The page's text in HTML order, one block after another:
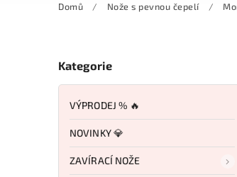
Domů / Nože s pevnou čepelí /
Kategorie
VÝPRODEJ % 🔥
NOVINKY 💎
ZAVÍRACÍ NOŽE